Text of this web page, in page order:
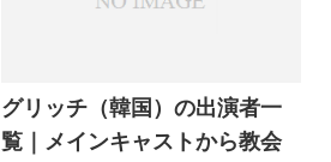
グリッチ（韓国）の出演者一
覧｜メインキャストから教会